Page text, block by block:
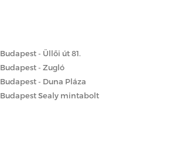
Budapest - Üllői út 81.
Budapest - Zugló
Budapest - Duna Pláza
Budapest Sealy mintabolt